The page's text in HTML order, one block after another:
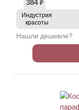
384 ₽
Индустрия
красоты
Нашли дешевле?